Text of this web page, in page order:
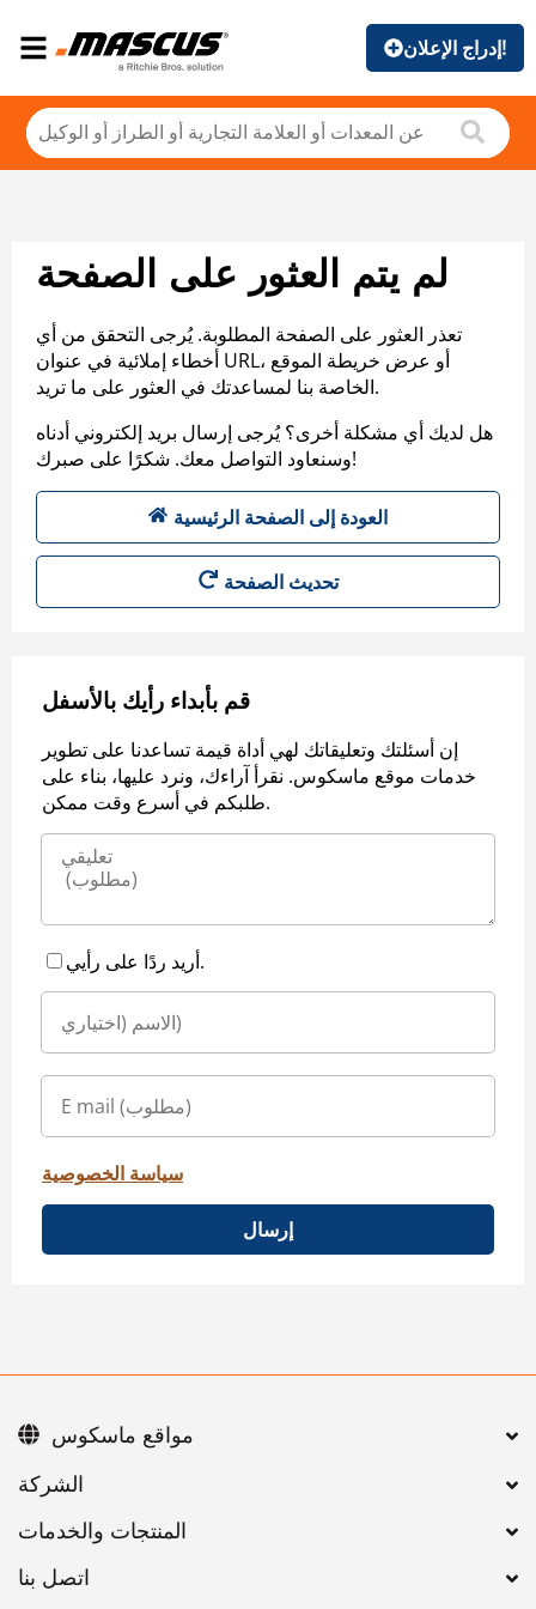
إدراج الإعلان!
لم يتم العثور على الصفحة
تعذر العثور على الصفحة المطلوبة. يُرجى التحقق من أي
أخطاء إملائية في عنوان URL، أو عرض خريطة الموقع
الخاصة بنا لمساعدتك في العثور على ما تريد.
هل لديك أي مشكلة أخرى؟ يُرجى إرسال بريد إلكتروني أدناه
وسنعاود التواصل معك. شكرًا على صبرك!
العودة إلى الصفحة الرئيسية
تحديث الصفحة
قم بأبداء رأيك بالأسفل
إن أسئلتك وتعليقاتك لهي أداة قيمة تساعدنا على تطوير
خدمات موقع ماسكوس. نقرأ آراءك، ونرد عليها، بناء على
طلبكم في أسرع وقت ممكن.
أريد ردًا على رأيي.
سياسة الخصوصية
إرسال
اتصل بنا
مواقع ماسكوس